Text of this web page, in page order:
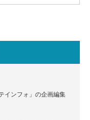
インフォ」の企画編集